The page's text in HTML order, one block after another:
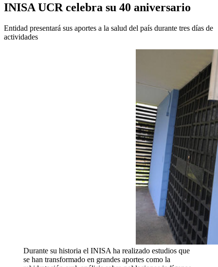
INISA UCR celebra su 40 aniversario
Entidad presentará sus aportes a la salud del país durante tres días de
actividades
Durante su historia el INISA ha realizado estudios que
se han transformado en grandes aportes como la